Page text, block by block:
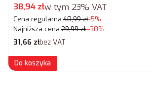
Cena promocyjna brutto
38,94 złw tym 23% VAT
Cena regularna:40,99 zł-5%
Najniższa cena:29,99 zł--30%
Cena netto
31,66 złbez VAT
Do koszyka